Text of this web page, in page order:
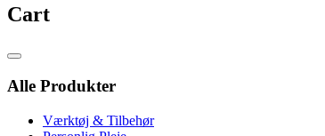
Cart
Catalog
Alle Produkter
Værktøj & Tilbehør